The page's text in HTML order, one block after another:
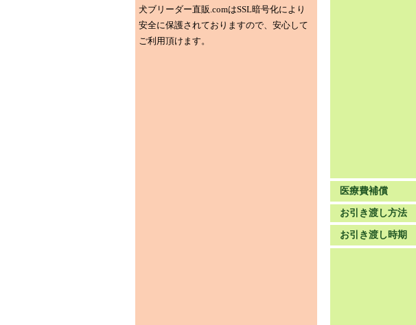
医療費補償
お引き渡し方法
お引き渡し時期
犬ブリーダー直販.comはSSL暗号化により
安全に保護されておりますので、安心して
ご利用頂けます。